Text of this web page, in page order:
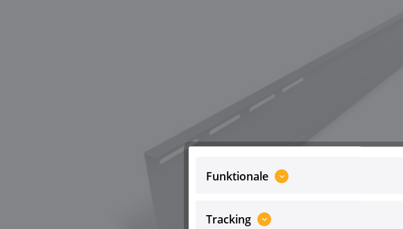
Funktionale
Tracking